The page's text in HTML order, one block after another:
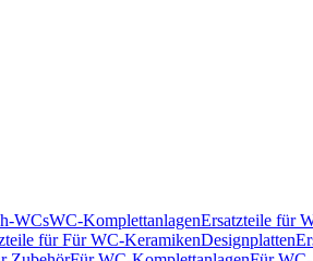
WCsWC-KomplettanlagenErsatzteile für
für Für WC-KeramikenDesignplatten